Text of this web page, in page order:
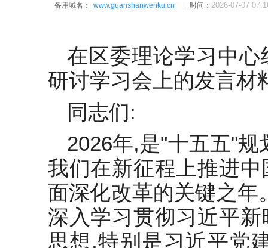
备用域名： www.guanshanwenku.cn 时间： 2026-07-07
在区委理论学习中
研讨学习会上的发言材
同志们:
2026年,是"十五五"
我们在新征程上推进
面深化改革的关键之年
深入学习贯彻习近平
思想,特别是习近平党
2022年度乡镇基层党建工作重点
2025年上半年党建工作总结
在全省党建引领乡村治理试点工
作调研座谈会上的汇报发言
基层治理调研报告：党建引领社
会事业发展（4000字）
入党积极分子2024年第三季度思